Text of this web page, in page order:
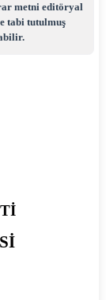
metni editöryal
tabi tutulmuş